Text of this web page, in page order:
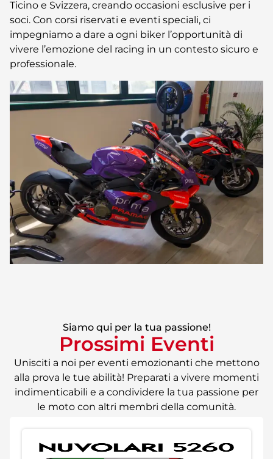
Ticino e Svizzera, creando occasioni esclusive per i
soci. Con corsi riservati e eventi speciali, ci
impegniamo a dare a ogni biker l’opportunità di
vivere l’emozione del racing in un contesto sicuro e
professionale.
Siamo qui per la tua passione!
Prossimi Eventi
Unisciti a noi per eventi emozionanti che mettono
alla prova le tue abilità! Preparati a vivere momenti
indimenticabili e a condividere la tua passione per
le moto con altri membri della comunità.